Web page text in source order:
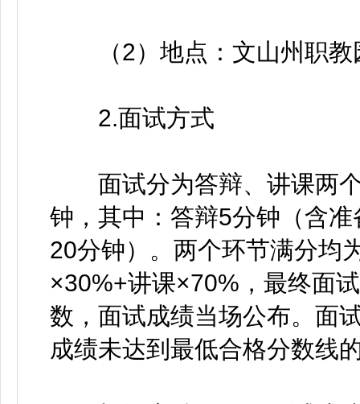
（2）地点：文山州职教
2.面试方式
面试分为答辩、讲课两个
钟，其中：答辩5分钟（含
20分钟）。两个环节满分均
×30%+讲课×70%，最终面
数，面试成绩当场公布。面
成绩未达到最低合格分数线